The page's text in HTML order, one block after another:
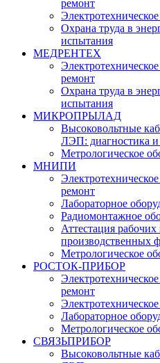
ремонт
Охрана труда в
испытания
МЕДРЕНТЕХ
ремонт
Охрана труда в
испытания
МИКРОПРЫЛАД
Высоковольтные
ЛЭП: диагностика и
Метрологическое
МНИПИ
ремонт
Лабораторное
Радиомонтажное
Аттестация
производственных
Метрологическое
РОСТОК-ПРИБОР
ремонт
Лабораторное
Метрологическое
СВЯЗЬПРИБОР
Высоковольтные